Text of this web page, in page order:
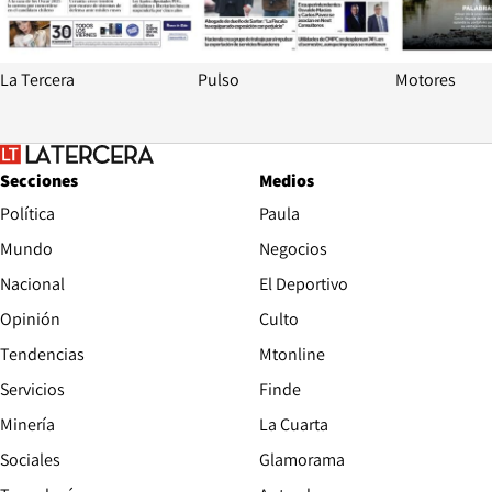
La Tercera Pulso Motores
Secciones
Política
Mundo
Nacional
Opinión
Tendencias
Servicios
Minería
Sociales
Medios
Paula
Negocios
El Deportivo
Culto
Mtonline
Finde
La Cuarta
Glamorama